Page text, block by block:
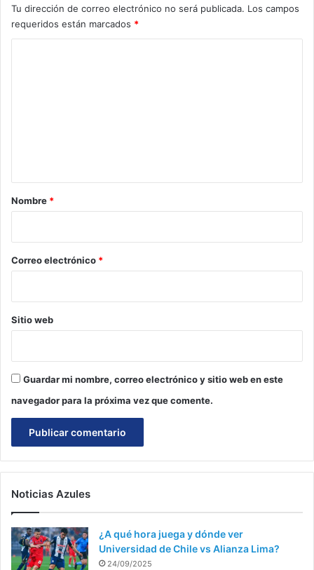
Tu dirección de correo electrónico no será publicada. Los campos
requeridos están marcados *
r
*
Nombre *
Correo electrónico *
Sitio web
Guardar mi nombre, correo electrónico y sitio web en este
navegador para la próxima vez que comente.
Noticias Azules
¿A qué hora juega y dónde ver
Universidad de Chile vs Alianza Lima?
24/09/2025